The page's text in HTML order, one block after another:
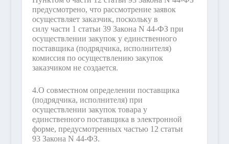
предусмотрено, что рассмотрение заявок
осуществляет заказчик, поскольку в
силу части 1 статьи 39 Закона N 44-ФЗ при
осуществлении закупок у единственного
поставщика (подрядчика, исполнителя)
комиссия по осуществлению закупок
заказчиком не создается.
4.О совместном определении поставщика
(подрядчика, исполнителя) при
осуществлении закупок товара у
единственного поставщика в электронной
форме, предусмотренных частью 12 статьи
93 Закона N 44-ФЗ.